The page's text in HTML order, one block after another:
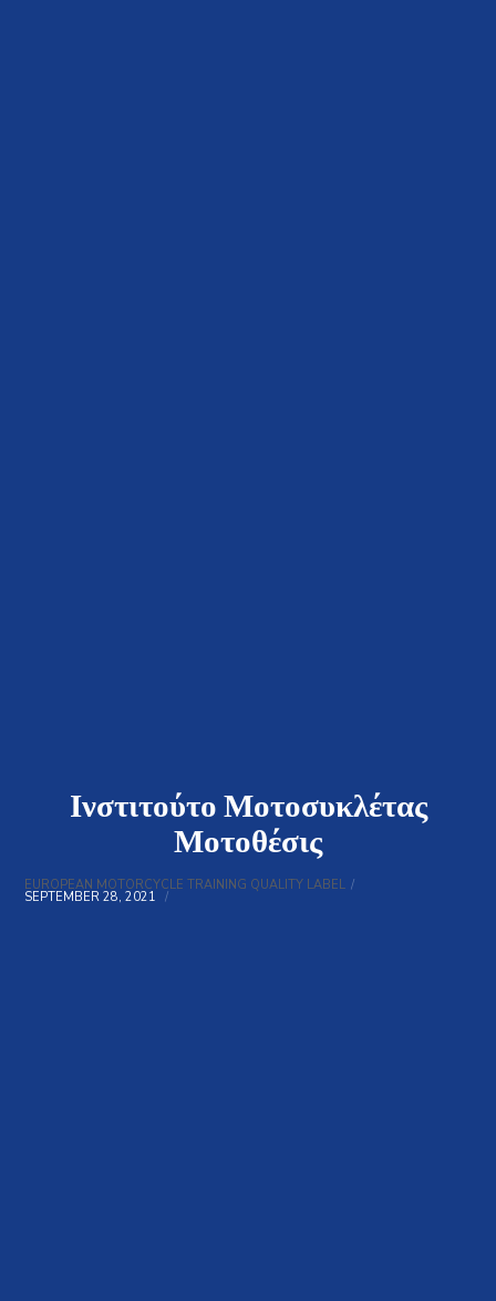
Ινστιτούτο Μοτοσυκλέτας
Μοτοθέσις
EUROPEAN MOTORCYCLE TRAINING QUALITY LABEL
SEPTEMBER 28, 2021